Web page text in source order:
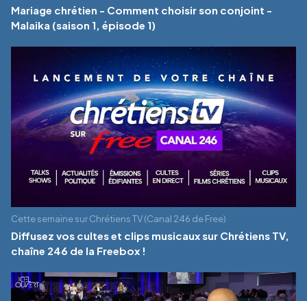
Mariage chrétien - Comment choisir son conjoint -
Malaika (saison 1, épisode 1)
Cette semaine sur Chrétiens TV (Canal 246 de Free)
Diffusez vos cultes et clips musicaux sur Chrétiens TV,
chaîne 246 de la Freebox !